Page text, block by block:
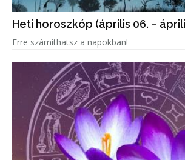
Heti horoszkóp (április 06. –
Erre számíthatsz a napokban!